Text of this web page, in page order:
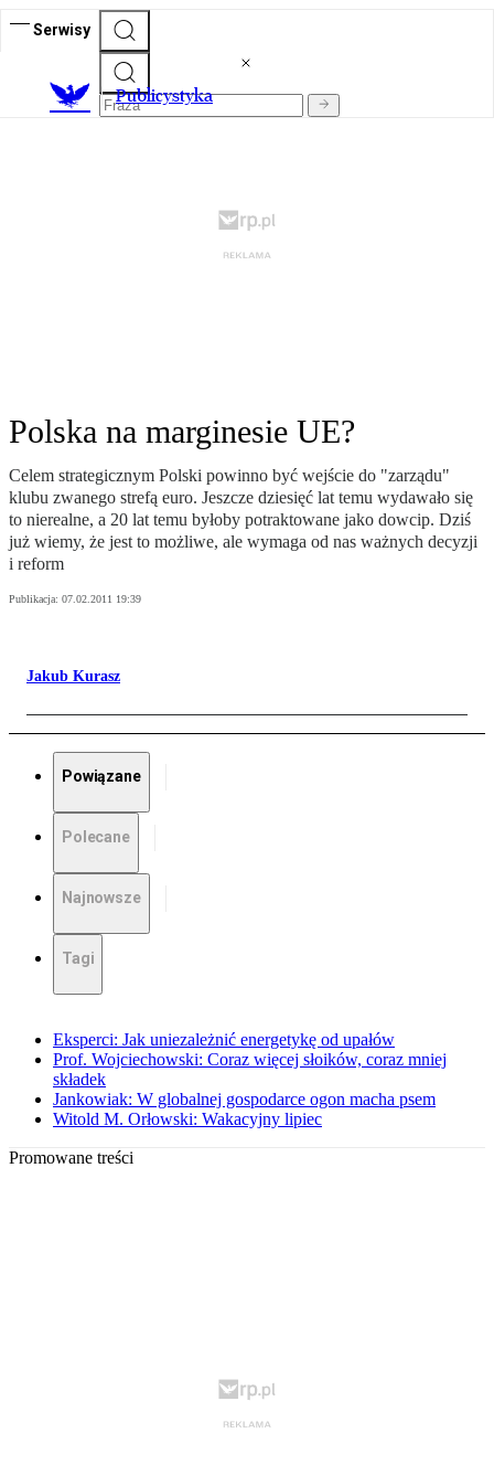
Serwisy
Publicystyka
Polska na marginesie UE?
Celem strategicznym Polski powinno być wejście do "zarządu"
klubu zwanego strefą euro. Jeszcze dziesięć lat temu wydawało się
to nierealne, a 20 lat temu byłoby potraktowane jako dowcip. Dziś
już wiemy, że jest to możliwe, ale wymaga od nas ważnych decyzji
i reform
Publikacja: 07.02.2011 19:39
Jakub Kurasz
Powiązane
Polecane
Najnowsze
Tagi
Eksperci: Jak uniezależnić energetykę od upałów
Prof. Wojciechowski: Coraz więcej słoików, coraz mniej
składek
Jankowiak: W globalnej gospodarce ogon macha psem
Witold M. Orłowski: Wakacyjny lipiec
Promowane treści